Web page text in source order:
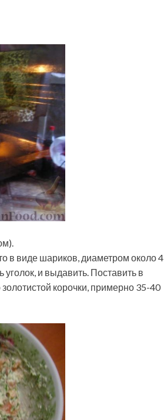
в виде шариков, диаметром около 4
и выдавить. Поставить в
корочки, примерно 35-40